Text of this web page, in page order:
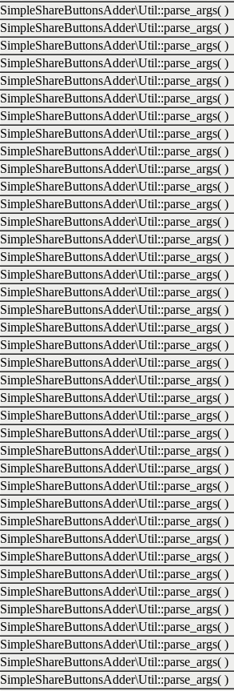
SimpleShareButtonsAdder\Util::parse_args( )
SimpleShareButtonsAdder\Util::parse_args( )
SimpleShareButtonsAdder\Util::parse_args( )
SimpleShareButtonsAdder\Util::parse_args( )
SimpleShareButtonsAdder\Util::parse_args( )
SimpleShareButtonsAdder\Util::parse_args( )
SimpleShareButtonsAdder\Util::parse_args( )
SimpleShareButtonsAdder\Util::parse_args( )
SimpleShareButtonsAdder\Util::parse_args( )
SimpleShareButtonsAdder\Util::parse_args( )
SimpleShareButtonsAdder\Util::parse_args( )
SimpleShareButtonsAdder\Util::parse_args( )
SimpleShareButtonsAdder\Util::parse_args( )
SimpleShareButtonsAdder\Util::parse_args( )
SimpleShareButtonsAdder\Util::parse_args( )
SimpleShareButtonsAdder\Util::parse_args( )
SimpleShareButtonsAdder\Util::parse_args( )
SimpleShareButtonsAdder\Util::parse_args( )
SimpleShareButtonsAdder\Util::parse_args( )
SimpleShareButtonsAdder\Util::parse_args( )
SimpleShareButtonsAdder\Util::parse_args( )
SimpleShareButtonsAdder\Util::parse_args( )
SimpleShareButtonsAdder\Util::parse_args( )
SimpleShareButtonsAdder\Util::parse_args( )
SimpleShareButtonsAdder\Util::parse_args( )
SimpleShareButtonsAdder\Util::parse_args( )
SimpleShareButtonsAdder\Util::parse_args( )
SimpleShareButtonsAdder\Util::parse_args( )
SimpleShareButtonsAdder\Util::parse_args( )
SimpleShareButtonsAdder\Util::parse_args( )
SimpleShareButtonsAdder\Util::parse_args( )
SimpleShareButtonsAdder\Util::parse_args( )
SimpleShareButtonsAdder\Util::parse_args( )
SimpleShareButtonsAdder\Util::parse_args( )
SimpleShareButtonsAdder\Util::parse_args( )
SimpleShareButtonsAdder\Util::parse_args( )
SimpleShareButtonsAdder\Util::parse_args( )
SimpleShareButtonsAdder\Util::parse_args( )
SimpleShareButtonsAdder\Util::parse_args( )